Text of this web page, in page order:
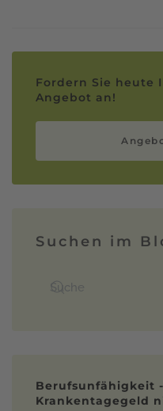
Fordern Sie heute
Angebot an!
Suchen im
Berufsunfähigkeit
Krankentagegeld